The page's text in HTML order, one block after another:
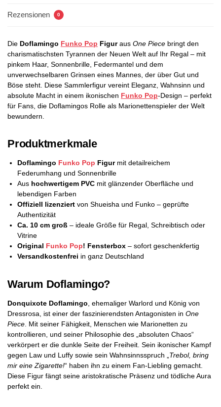
Rezensionen 0
Die Doflamingo Funko Pop Figuraus One Piece bringt den
charismatischsten Tyrannen der Neuen Welt auf Ihr Regal – mit
pinkem Haar, Sonnenbrille, Federmantel und dem
unverwechselbaren Grinsen eines Mannes, der über Gut und
Böse steht. Diese Sammlerfigur vereint Eleganz, Wahnsinn und
absolute Macht in einem ikonischen Funko Pop-Design – perfekt
für Fans, die Doflamingos Rolle als Marionettenspieler der Welt
bewundern.
Produktmerkmale
Doflamingo Funko Pop Figurmit detailreichem
Federumhang und Sonnenbrille
Aus hochwertigem PVC mit glänzender Oberfläche und
lebendigen Farben
Offiziell lizenziert von Shueisha und Funko – geprüfte
Authentizität
Ca. 10 cm groß – ideale Größe für Regal, Schreibtisch oder
Vitrine
Original Funko Pop! Fensterbox – sofort geschenkfertig
Versandkostenfrei in ganz Deutschland
Warum Doflamingo?
Donquixote Doflamingo , ehemaliger Warlord und König von
Dressrosa, ist einer der faszinierendsten Antagonisten in One
Piece . Mit seiner Fähigkeit, Menschen wie Marionetten zu
kontrollieren, und seiner Philosophie des „absoluten Chaos“
verkörpert er die dunkle Seite der Freiheit. Sein ikonischer Kampf
gegen Law und Luffy sowie sein Wahnsinnsspruch „ Trebol, bring
mir eine Zigarette!“ haben ihn zu einem Fan-Liebling gemacht.
Diese Figur fängt seine aristokratische Präsenz und tödliche Aura
perfekt ein.